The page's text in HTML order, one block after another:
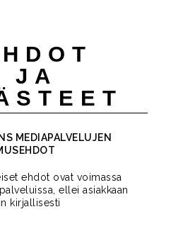
JA
MEDIAPALVELUJEN
ehdot ovat voimassa
ellei asiakkaan
kirjallisesti